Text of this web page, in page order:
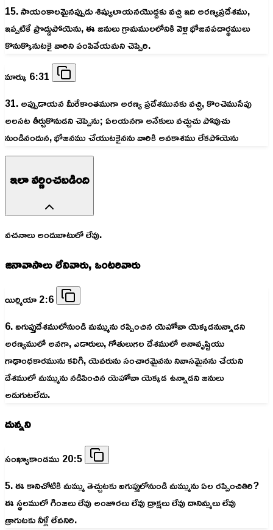
15. సాయంకాలమైనప్పుడు శిష్యులాయనయొద్దకు వచ్చి ఇది అరణ్యప్రదేశము,
ఇప్పటికే ప్రొద్దుపోయెను, ఈ జనులు గ్రామములలోనికి వెళ్లి భోజనపదార్థములు
కొనుక్కొనుటకై వారిని పంపివేయమని చెప్పిరి.
మార్కు 6:31
31. అప్పుడాయన మీరేకాంతముగా అరణ్య ప్రదేశమునకు వచ్చి, కొంచెముసేపు
అలసట తీర్చుకొనుడని చెప్పెను; ఏలయనగా అనేకులు వచ్చుచు పోవుచు
నుండినందున, భోజనము చేయుటకైనను వారికి అవకాశము లేకపోయెను
ఇలా వర్ణించబడింది
వచనాలు అందుబాటులో లేవు.
జనావాసాలు లేనివారు, ఒంటరివారు
యిర్మియా 2:6
6. ఐగుప్తుదేశములోనుండి మమ్మును రప్పించిన యెహోవా యెక్కడనున్నాడని
అరణ్యములో అనగా, ఎడారులు, గోతులుగల దేశములో అనావృష్టియు
గాఢాంధకారమును కలిగి, యెవరును సంచారమైనను నివాసమైనను చేయని
దేశములో మమ్మును నడిపించిన యెహోవా యెక్కడ ఉన్నాడని జనులు
అడుగుటలేదు.
దున్నని
సంఖ్యాకాండము 20:5
5. ఈ కానిచోటికి మమ్ము తెచ్చుటకు ఐగుప్తులోనుండి మమ్మును ఏల రప్పించితిరి?
ఈ స్థలములో గింజలు లేవు అంజూరలు లేవు ద్రాక్షలు లేవు దానిమ్మలు లేవు
త్రాగుటకు నీళ్లే లేవనిరి.